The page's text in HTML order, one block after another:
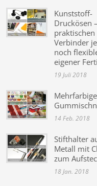
Kunststoff-
Druckösen
praktischen
Verbinder
noch
eigener
19 Juli 2018
Mehrfarbige
14 Feb. 2018
Stifthalter
Metall mit
zum
18 Jan. 2018